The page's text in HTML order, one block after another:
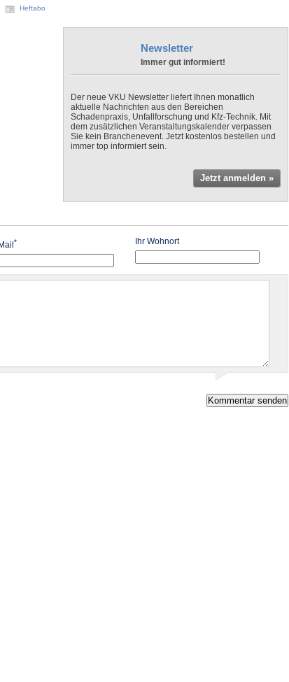
Heftabo
Newsletter
Immer gut informiert!
Der neue VKU Newsletter liefert Ihnen monatlich
aktuelle Nachrichten aus den Bereichen
Schadenpraxis, Unfallforschung und Kfz-Technik. Mit
dem zusätzlichen Veranstaltungskalender verpassen
Sie kein Branchenevent. Jetzt kostenlos bestellen und
immer top informiert sein.
Jetzt anmelden »
* Ihr Wohnort